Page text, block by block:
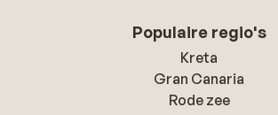
Populaire regio's
Kreta
Gran Canaria
Rode zee